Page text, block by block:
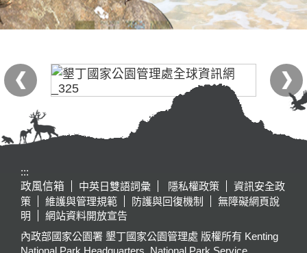
:::
政風信箱
中英日雙語詞彙 隱私權政策
資訊安全政
策
維護與管理規範 防護與回復機制
無障礙網頁說
明
網站資料開放宣告
內政部國家公園署 墾丁國家公園管理處 版權所有 Kenting
National Park Headquarters, National Park Service,